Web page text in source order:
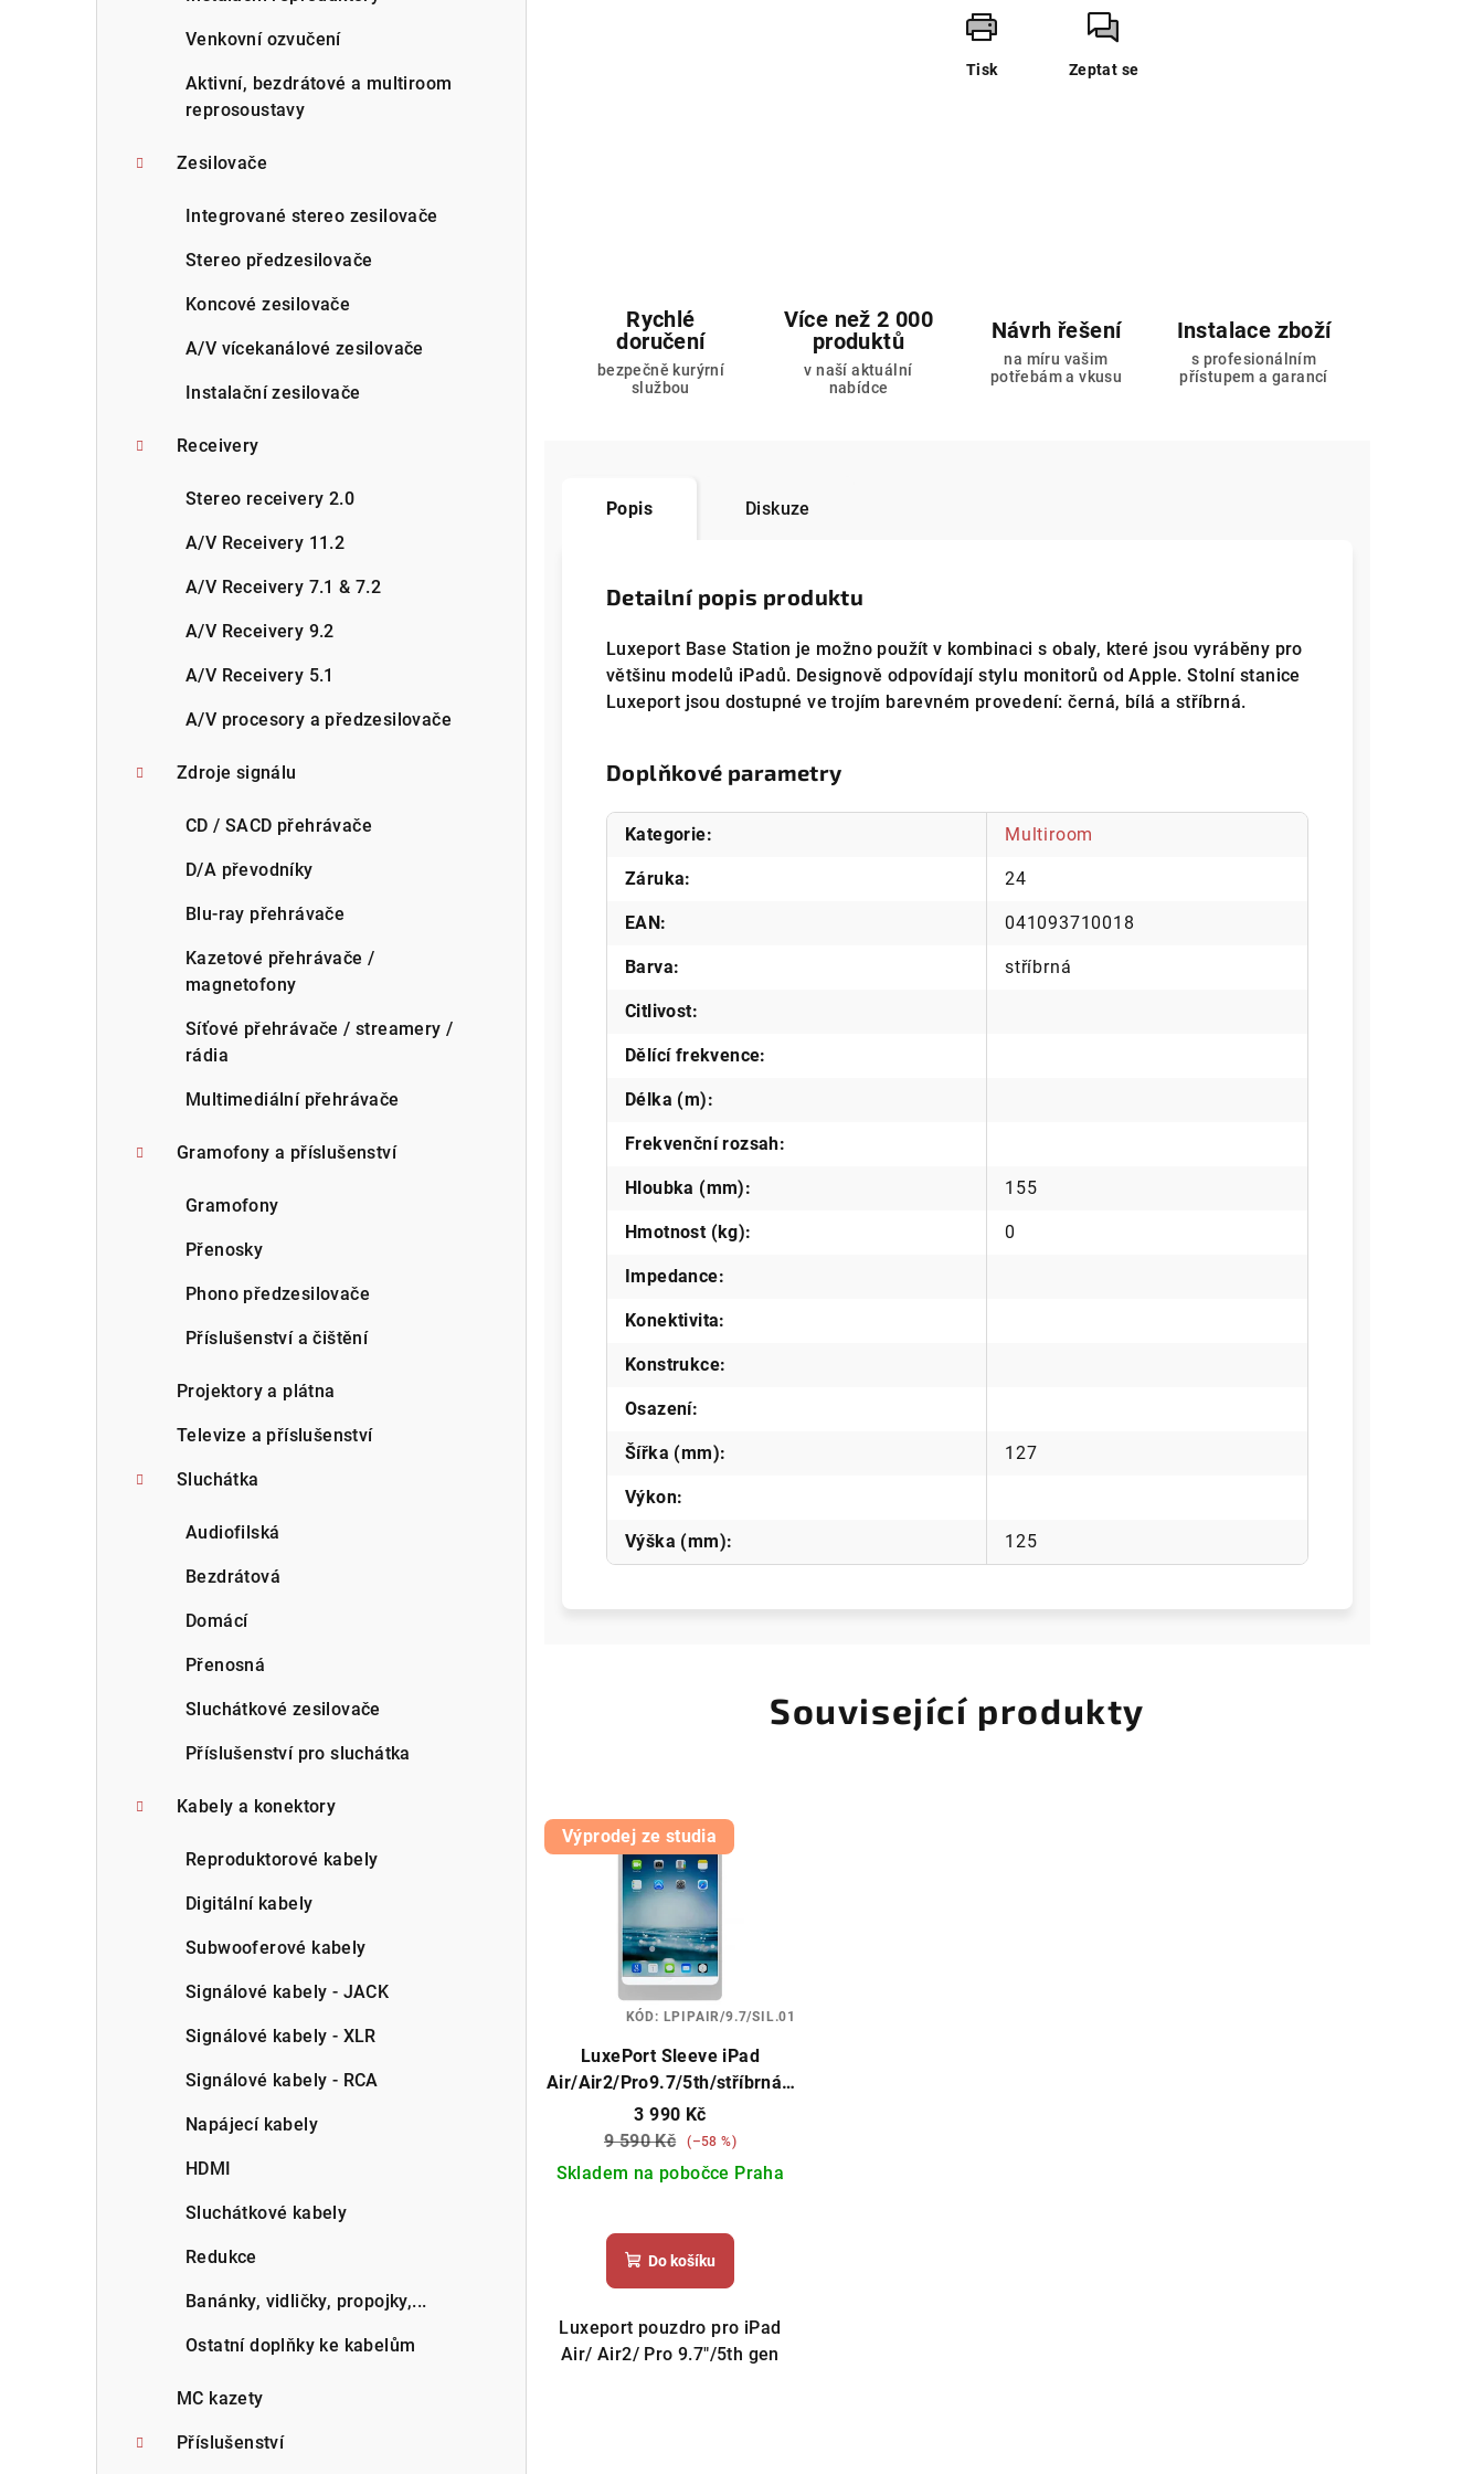
Venkovní ozvučení
Aktivní, bezdrátové a multiroom
reprosoustavy
Zesilovače
Integrované stereo zesilovače
Stereo předzesilovače
Koncové zesilovače
A/V vícekanálové zesilovače
Instalační zesilovače
Receivery
Stereo receivery 2.0
A/V Receivery 11.2
A/V Receivery 7.1 & 7.2
A/V Receivery 9.2
A/V Receivery 5.1
A/V procesory a předzesilovače
Zdroje signálu
CD / SACD přehrávače
D/A převodníky
Blu-ray přehrávače
Kazetové přehrávače /
magnetofony
Síťové přehrávače / streamery /
rádia
Multimediální přehrávače
Gramofony a příslušenství
Gramofony
Přenosky
Phono předzesilovače
Příslušenství a čištění
Projektory a plátna
Televize a příslušenství
Sluchátka
Audiofilská
Bezdrátová
Domácí
Přenosná
Sluchátkové zesilovače
Příslušenství pro sluchátka
Kabely a konektory
Reproduktorové kabely
Digitální kabely
Subwooferové kabely
Signálové kabely - JACK
Signálové kabely - XLR
Signálové kabely - RCA
Napájecí kabely
HDMI
Sluchátkové kabely
Redukce
Banánky, vidličky, propojky,...
Ostatní doplňky ke kabelům
MC kazety
Příslušenství
Tisk Zeptat se
Rychlé
doručení
bezpečně kurýrní
službou
Více než 2 000
produktů
v naší aktuální
nabídce
Návrh řešení
na míru vašim
potřebám a vkusu
Instalace zboží
s profesionálním
přístupem a garancí
Popis Diskuze
Detailní popis produktu
Luxeport Base Station je možno použít v kombinaci s obaly, které jsou vyráběny pro
většinu modelů iPadů. Designově odpovídají stylu monitorů od Apple. Stolní stanice
Luxeport jsou dostupné ve trojím barevném provedení: černá, bílá a stříbrná.
Doplňkové parametry
Kategorie: Multiroom
Záruka: 24
EAN: 041093710018
Barva: stříbrná
Citlivost:
Dělící frekvence:
Délka (m):
Frekvenční rozsah:
Hloubka (mm): 155
Hmotnost (kg): 0
Impedance:
Konektivita:
Konstrukce:
Osazení:
Šířka (mm): 127
Výkon:
Výška (mm): 125
Související produkty
Výprodej ze studia
LuxePort Sleeve iPad
Air/Air2/Pro9.7/5th/stříbrná -
POUŽITÉ PŘEDVÁDĚNÉ ZBOŽÍ
3 990 Kč
9 590 Kč
(–58 %)
Skladem na pobočce Praha
Do košíku
Luxeport pouzdro pro iPad
Air/ Air2/ Pro 9.7"/5th gen
KÓD: LPIPAIR/9.7/SIL.01